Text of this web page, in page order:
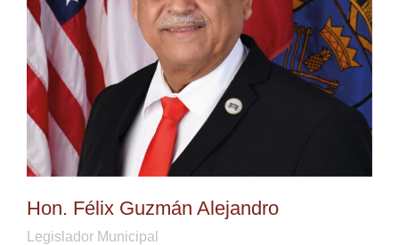
Hon. Félix Guzmán Alejandro
Legislador Municipal